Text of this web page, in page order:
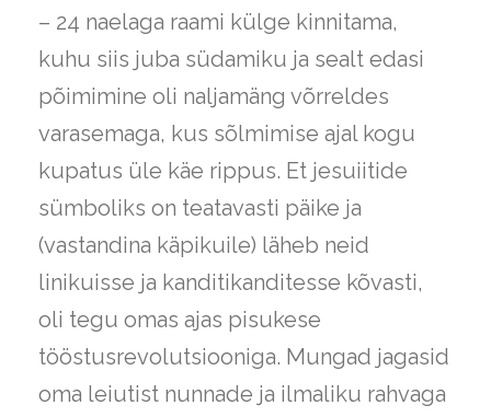
– 24 naelaga raami külge kinnitama,
kuhu siis juba südamiku ja sealt edasi
põimimine oli naljamäng võrreldes
varasemaga, kus sõlmimise ajal kogu
kupatus üle käe rippus. Et jesuiitide
sümboliks on teatavasti päike ja
(vastandina käpikuile) läheb neid
linikuisse ja kanditikanditesse kõvasti,
oli tegu omas ajas pisukese
tööstusrevolutsiooniga. Mungad jagasid
oma leiutist nunnade ja ilmaliku rahvaga